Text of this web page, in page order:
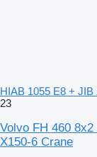
HIAB 1055 E8 +
23
Volvo FH 460
X150-6 Crane